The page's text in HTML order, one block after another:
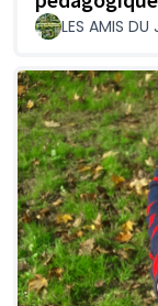
LES AMIS DU